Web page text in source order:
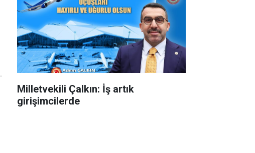
Milletvekili Çalkın: İş artık
girişimcilerde